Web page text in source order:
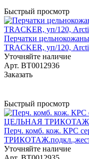
Быстрый просмотр
Перчатки
TRACKER, уп/120,
Уточняйте наличие
Арт. BT0012936
Заказать
Быстрый просмотр
Перч. комб. кож. КРС
ТРИКОТАЖ.подкл.,жест.
Уточняйте наличие